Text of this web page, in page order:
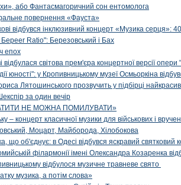
або Фантасмагоричний сон ентомолога
повернення «Фауста»
відбувся інклюзивний концерт «Музика серця»:
Ratio": Березовський і Бах
епох
відбулася світова прем'єра концертної версії
юності": у Кропивницькому музеї Осмьоркіна
Лятошинського прозвучить у підбірці
за один вечір
НЕ МОЖНА ПОМИЛУВАТИ»
– концерт класичної музики для військових і
Моцарт, Майборода, Хілобокова
що об'єднує: в Одесі відбувся яскравий
філармонії імені Олександра Козаренка
відбулося музичне травневе свято
музика, а потім слова»